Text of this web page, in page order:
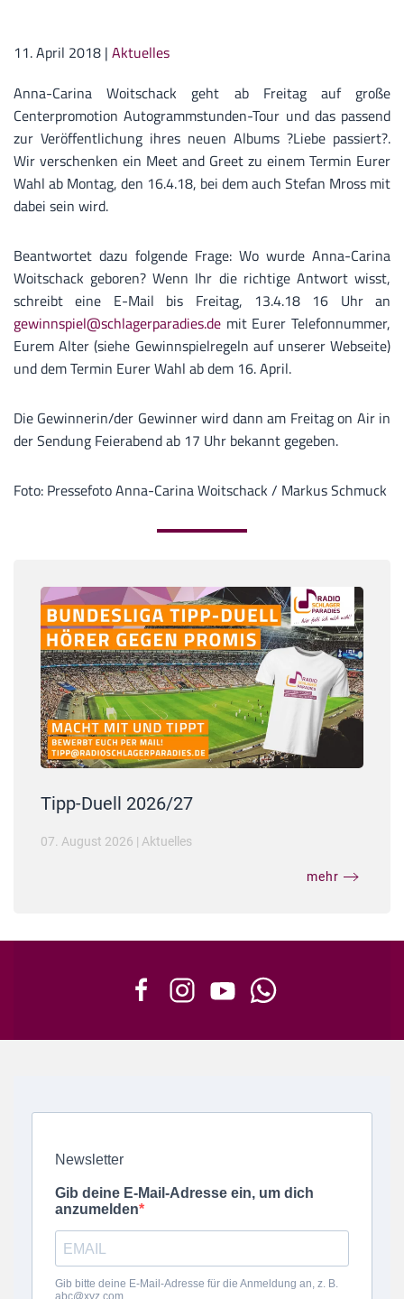
11. April 2018 | Aktuelles
Anna-Carina Woitschack geht ab Freitag auf große
Centerpromotion Autogrammstunden-Tour und das passend
zur Veröffentlichung ihres neuen Albums ?Liebe passiert?.
Wir verschenken ein Meet and Greet zu einem Termin Eurer
Wahl ab Montag, den 16.4.18, bei dem auch Stefan Mross mit
dabei sein wird.
Beantwortet dazu folgende Frage: Wo wurde Anna-Carina
Woitschack geboren? Wenn Ihr die richtige Antwort wisst,
schreibt eine E-Mail bis Freitag, 13.4.18 16 Uhr an
gewinnspiel@schlagerparadies.de mit Eurer Telefonnummer,
Eurem Alter (siehe Gewinnspielregeln auf unserer Webseite)
und dem Termin Eurer Wahl ab dem 16. April.
Die Gewinnerin/der Gewinner wird dann am Freitag on Air in
der Sendung Feierabend ab 17 Uhr bekannt gegeben.
Foto: Pressefoto Anna-Carina Woitschack / Markus Schmuck
Tipp-Duell 2026/27
07. August 2026 | Aktuelles
mehr